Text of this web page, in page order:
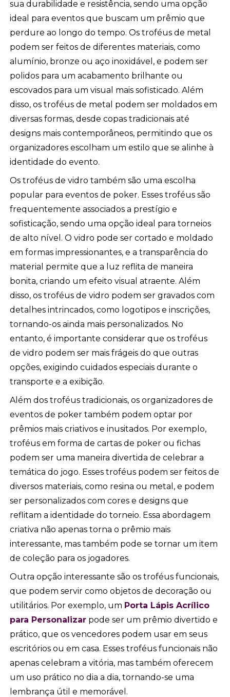
sua durabilidade e resistência, sendo uma opção
ideal para eventos que buscam um prêmio que
perdure ao longo do tempo. Os troféus de metal
podem ser feitos de diferentes materiais, como
alumínio, bronze ou aço inoxidável, e podem ser
polidos para um acabamento brilhante ou
escovados para um visual mais sofisticado. Além
disso, os troféus de metal podem ser moldados em
diversas formas, desde copas tradicionais até
designs mais contemporâneos, permitindo que os
organizadores escolham um estilo que se alinhe à
identidade do evento.
Os troféus de vidro também são uma escolha
popular para eventos de poker. Esses troféus são
frequentemente associados a prestígio e
sofisticação, sendo uma opção ideal para torneios
de alto nível. O vidro pode ser cortado e moldado
em formas impressionantes, e a transparência do
material permite que a luz reflita de maneira
bonita, criando um efeito visual atraente. Além
disso, os troféus de vidro podem ser gravados com
detalhes intrincados, como logotipos e inscrições,
tornando-os ainda mais personalizados. No
entanto, é importante considerar que os troféus
de vidro podem ser mais frágeis do que outras
opções, exigindo cuidados especiais durante o
transporte e a exibição.
Além dos troféus tradicionais, os organizadores de
eventos de poker também podem optar por
prêmios mais criativos e inusitados. Por exemplo,
troféus em forma de cartas de poker ou fichas
podem ser uma maneira divertida de celebrar a
temática do jogo. Esses troféus podem ser feitos de
diversos materiais, como resina ou metal, e podem
ser personalizados com cores e designs que
reflitam a identidade do torneio. Essa abordagem
criativa não apenas torna o prêmio mais
interessante, mas também pode se tornar um item
de coleção para os jogadores.
Outra opção interessante são os troféus funcionais,
que podem servir como objetos de decoração ou
utilitários. Por exemplo, um Porta Lápis Acrílico
para Personalizar pode ser um prêmio divertido e
prático, que os vencedores podem usar em seus
escritórios ou em casa. Esses troféus funcionais não
apenas celebram a vitória, mas também oferecem
um uso prático no dia a dia, tornando-se uma
lembrança útil e memorável.